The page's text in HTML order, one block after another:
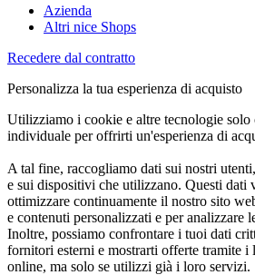
Azienda
Altri nice Shops
Recedere dal contratto
Personalizza la tua esperienza di acquisto
Utilizziamo i cookie e altre tecnologie solo
individuale per offrirti un'esperienza di
A tal fine, raccogliamo dati sui nostri
e sui dispositivi che utilizzano. Questi dati
ottimizzare continuamente il nostro sito
e contenuti personalizzati e per analizzare
Inoltre, possiamo confrontare i tuoi dati
fornitori esterni e mostrarti offerte tramite
online, ma solo se utilizzi già i loro servizi.